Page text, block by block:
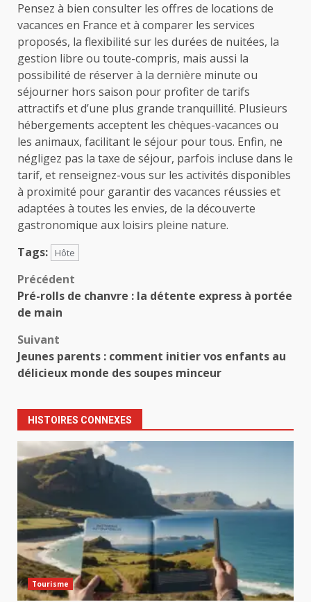
Pensez à bien consulter les offres de locations de
vacances en France et à comparer les services
proposés, la flexibilité sur les durées de nuitées, la
gestion libre ou toute-compris, mais aussi la
possibilité de réserver à la dernière minute ou
séjourner hors saison pour profiter de tarifs
attractifs et d’une plus grande tranquillité. Plusieurs
hébergements acceptent les chèques-vacances ou
les animaux, facilitant le séjour pour tous. Enfin, ne
négligez pas la taxe de séjour, parfois incluse dans le
tarif, et renseignez-vous sur les activités disponibles
à proximité pour garantir des vacances réussies et
adaptées à toutes les envies, de la découverte
gastronomique aux loisirs pleine nature.
Tags:
Hôte
Navigation
d’article
Précédent
Pré-rolls de chanvre : la détente express à portée
de main
Suivant
Jeunes parents : comment initier vos enfants au
délicieux monde des soupes minceur
HISTOIRES CONNEXES
Tourisme